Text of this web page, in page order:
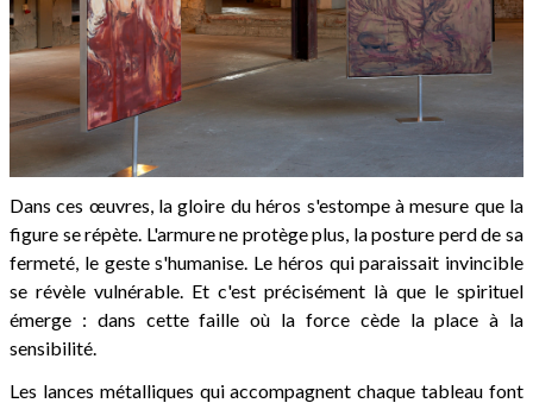
Dans ces œuvres, la gloire du héros s'estompe à mesure que la
figure se répète. L'armure ne protège plus, la posture perd de sa
fermeté, le geste s'humanise. Le héros qui paraissait invincible
se révèle vulnérable. Et c'est précisément là que le spirituel
émerge : dans cette faille où la force cède la place à la
sensibilité.
Les lances métalliques qui accompagnent chaque tableau font